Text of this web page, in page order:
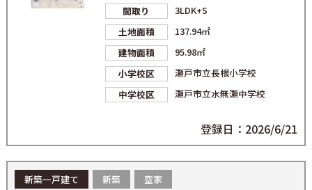
間取り
3LDK+S
土地面積
137.94㎡
建物面積
95.98㎡
小学校区
瀬戸市立長根小学校
中学校区
瀬戸市立水無瀬中学校
登録日：2026/6/21
新築一戸建て 新築 空家